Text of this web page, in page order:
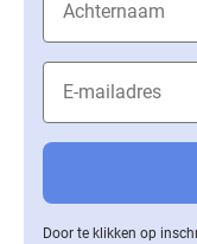
Door te klikken op